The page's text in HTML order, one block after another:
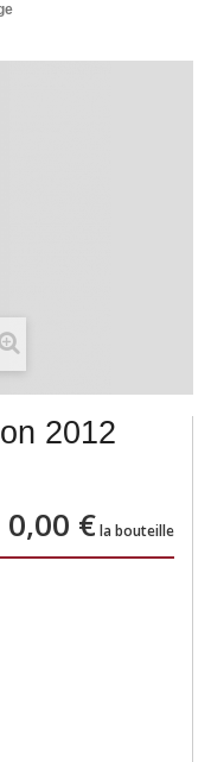
2012
0,00 €la bouteille